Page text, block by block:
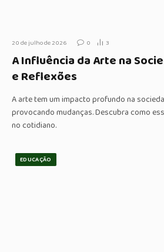
20 de julho de 2026 0 3
A Influência da Arte na
e Reflexões
A arte tem um impacto profundo na
provocando mudanças. Descubra como
no cotidiano.
EDUCAÇÃO